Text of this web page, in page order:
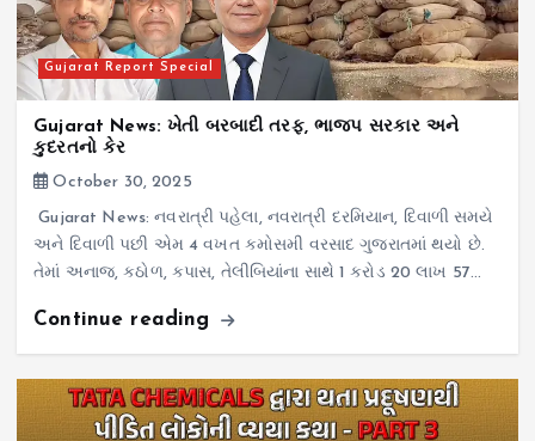
Gujarat Report Special
Gujarat News: ખેતી બરબાદી તરફ, ભાજપ સરકાર અને
કુદરતનો કેર
October 30, 2025
Gujarat News: નવરાત્રી પહેલા, નવરાત્રી દરમિયાન, દિવાળી સમયે
અને દિવાળી પછી એમ 4 વખત કમોસમી વરસાદ ગુજરાતમાં થયો છે.
તેમાં અનાજ, કઠોળ, કપાસ, તેલીબિયાંના સાથે 1 કરોડ 20 લાખ 57…
Continue reading